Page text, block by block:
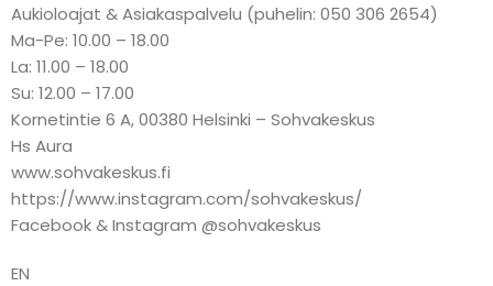
Aukioloajat & Asiakaspalvelu (puhelin: 050 306 2654)
Ma-Pe: 10.00 – 18.00
La: 11.00 – 18.00
Su: 12.00 – 17.00
Kornetintie 6 A, 00380 Helsinki – Sohvakeskus
Hs Aura
www.sohvakeskus.fi
https://www.instagram.com/sohvakeskus/
Facebook & Instagram @sohvakeskus
EN